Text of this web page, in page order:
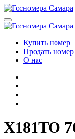
Перейти
к
содержимому
Купить номер
Продать номер
О нас
X181TO